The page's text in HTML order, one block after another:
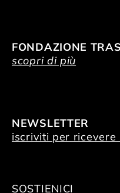
FONDAZIONE
scopri di più
NEWSLETTER
iscriviti per
SOSTIENICI